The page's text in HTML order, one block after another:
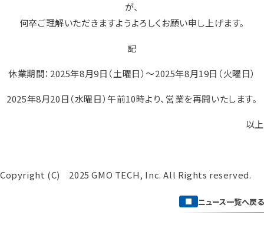
が、
何卒ご理解いただきますようよろしくお願い申し上げます。
記
休業期間：2025年8月9日（土曜日）～2025年8月19日（火曜日）
2025年8月20日（水曜日）午前10時より、営業を再開いたします。
以上
Copyright (C) 2025 GMO TECH, Inc. All Rights reserved.
ニュース一覧へ戻る